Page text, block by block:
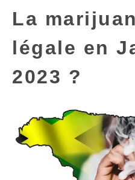
La
légale en
2023 ?